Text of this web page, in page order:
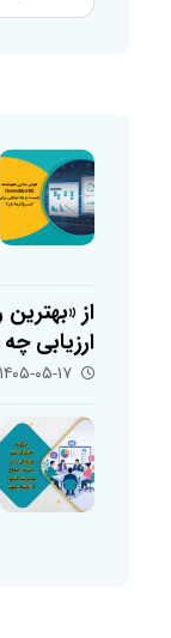
از
ارزیابی
۱۴۰۵-۰۵-۱۷